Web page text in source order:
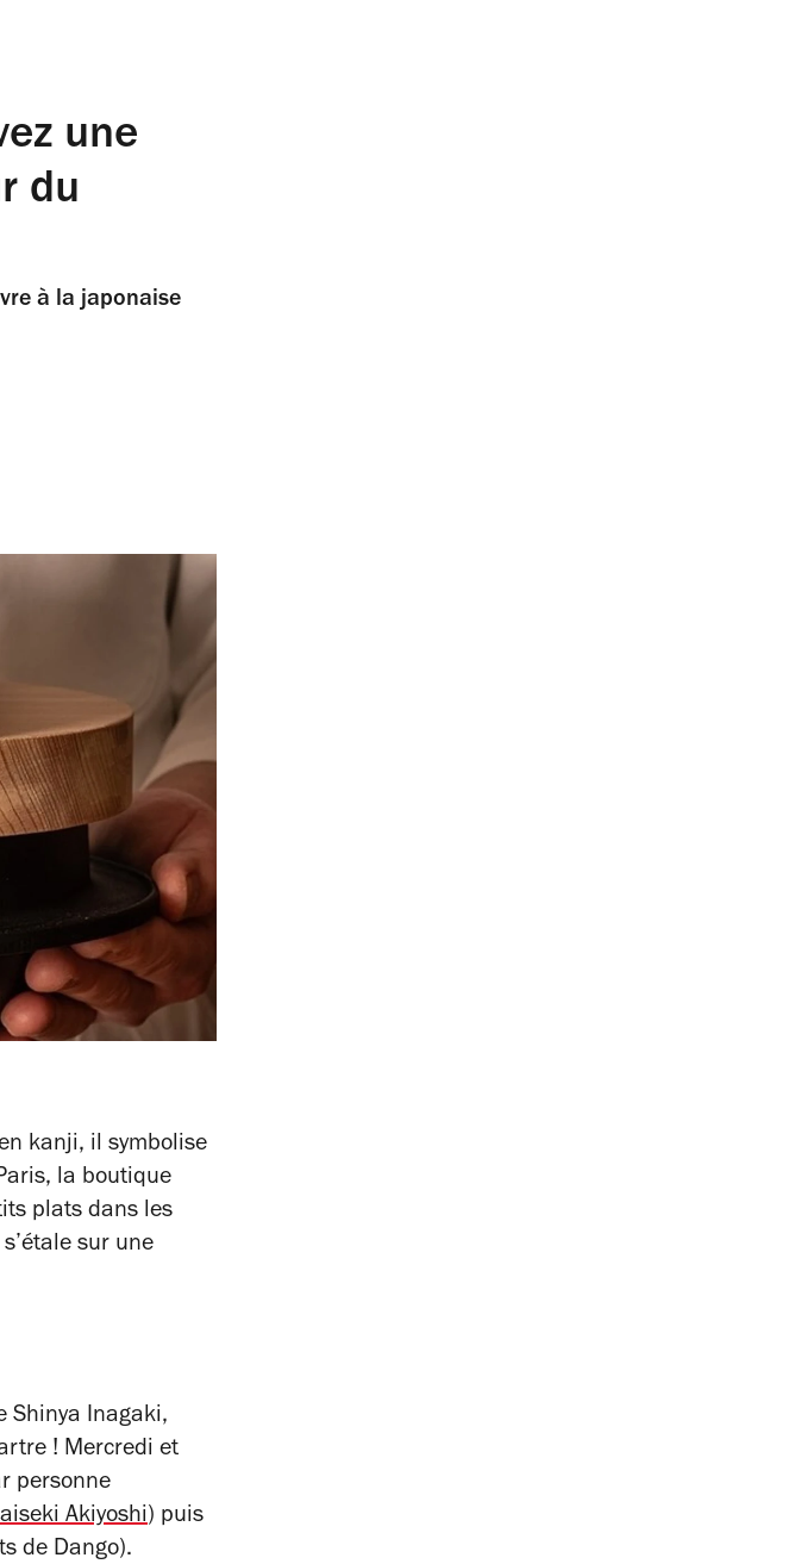
une
du
à la japonaise
kanji, il symbolise
la boutique
plats dans les
sur une
Shinya Inagaki,
! Mercredi et
personne
Akiyoshi) puis
de Dango).